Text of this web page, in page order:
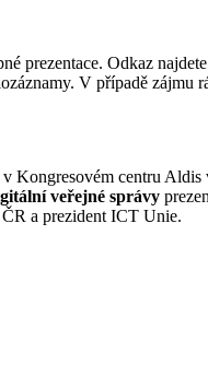
prezentace. Odkaz
V případě zájmu
Kongresovém centru
veřejné správy
a prezident ICT Unie.